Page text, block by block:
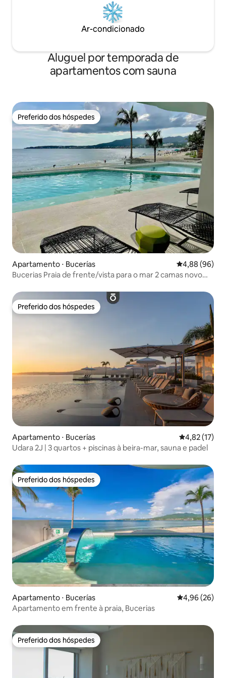
Ar-condicionado
Aluguel por temporada de
apartamentos com sauna
Preferido dos hóspedes
Preferido dos hóspedes
Apartamento ⋅ Bucerías 4,88 de uma
4,88 (96)
Bucerias Praia de frente/vista para o mar 2 camas novo
Preferido dos hóspedes
Preferido dos hóspedes
Apartamento ⋅ Bucerías 4,82 de uma
4,82 (17)
Udara 2J | 3 quartos + piscinas à beira-mar, sauna e padel
Preferido dos hóspedes
Preferido dos hóspedes
Apartamento ⋅ Bucerías 4,96 de uma
4,96 (26)
Apartamento em frente à praia, Bucerias
Preferido dos hóspedes
Preferido dos hóspedes